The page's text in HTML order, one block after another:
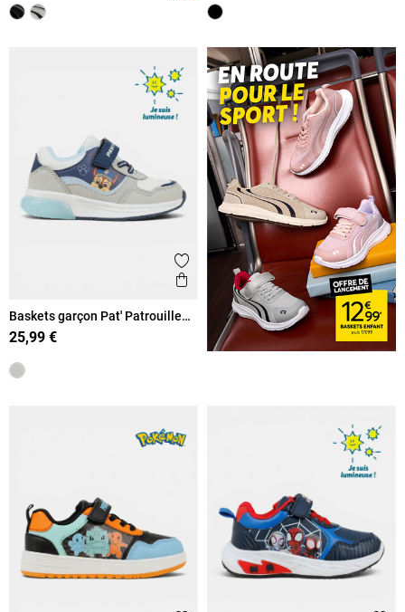
Ajouter aux favoris
Aperçu rapide
Baskets garçon Pat' Patrouille
(24-30)
25,99 €